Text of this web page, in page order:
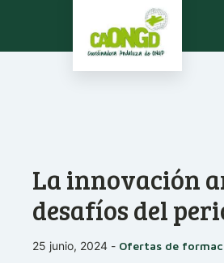
La innovación
desafíos del
25 junio, 2024 - Ofertas de